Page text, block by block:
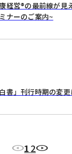
経営®の最前線が見
ナーのご案内~
書」刊行時期の変
12